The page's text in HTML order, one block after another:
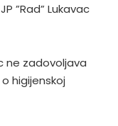
”Rad” Lukavac
ne zadovoljava
higijenskoj